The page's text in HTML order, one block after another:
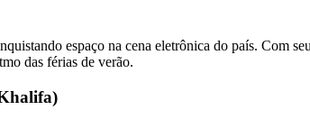
espaço na cena eletrônica do país. Com
das férias de verão.